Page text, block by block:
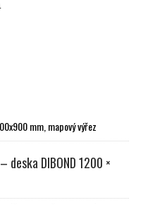
mm, mapový výřez
DIBOND 1200 ×